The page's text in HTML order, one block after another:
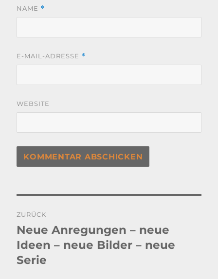
NAME *
E-MAIL-ADRESSE *
WEBSITE
ZURÜCK
Vorheriger
Beitrag:
Neue Anregungen – neue
Ideen – neue Bilder – neue
Serie